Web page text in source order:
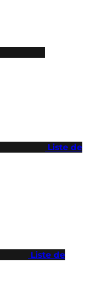
Liste de
Liste de